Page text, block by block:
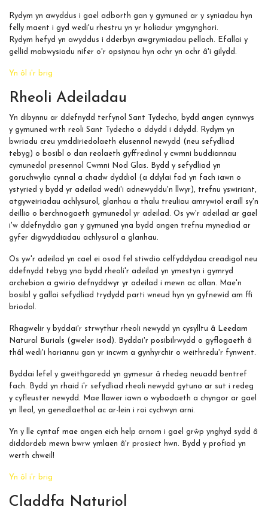
Rydym yn awyddus i gael adborth gan y gymuned ar y syniadau hyn
felly maent i gyd wedi'u rhestru yn yr holiadur ymgynghori.
Rydym hefyd yn awyddus i dderbyn awgrymiadau pellach. Efallai y
gellid mabwysiadu nifer o'r opsiynau hyn ochr yn ochr â'i gilydd.
Yn ôl i'r brig
Rheoli Adeiladau
Yn dibynnu ar ddefnydd terfynol Sant Tydecho, bydd angen cynnwys
y gymuned wrth reoli Sant Tydecho o ddydd i ddydd. Rydym yn
bwriadu creu ymddiriedolaeth elusennol newydd (neu sefydliad
tebyg) o bosibl o dan reolaeth gyffredinol y cwmni buddiannau
cymunedol presennol Cwmni Nod Glas. Bydd y sefydliad yn
goruchwylio cynnal a chadw dyddiol (a ddylai fod yn fach iawn o
ystyried y bydd yr adeilad wedi'i adnewyddu'n llwyr), trefnu yswiriant,
atgyweiriadau achlysurol, glanhau a thalu treuliau amrywiol eraill sy'n
deillio o berchnogaeth gymunedol yr adeilad. Os yw'r adeilad ar gael
i'w ddefnyddio gan y gymuned yna bydd angen trefnu mynediad ar
gyfer digwyddiadau achlysurol a glanhau.
Os yw'r adeilad yn cael ei osod fel stiwdio celfyddydau creadigol neu
ddefnydd tebyg yna bydd rheoli'r adeilad yn ymestyn i gymryd
archebion a gwirio defnyddwyr yr adeilad i mewn ac allan. Mae'n
bosibl y gallai sefydliad trydydd parti wneud hyn yn gyfnewid am ffi
briodol.
Rhagwelir y byddai'r strwythur rheoli newydd yn cysylltu â Leedam
Natural Burials (gweler isod). Byddai'r posibilrwydd o gyflogaeth â
thâl wedi'i hariannu gan yr incwm a gynhyrchir o weithredu'r fynwent.
Byddai lefel y gweithgaredd yn gymesur â rhedeg neuadd bentref
fach. Bydd yn rhaid i'r sefydliad rheoli newydd gytuno ar sut i redeg
y cyfleuster newydd. Mae llawer iawn o wybodaeth a chyngor ar gael
yn lleol, yn genedlaethol ac ar-lein i roi cychwyn arni.
Yn y lle cyntaf mae angen eich help arnom i gael grŵp ynghyd sydd â
diddordeb mewn bwrw ymlaen â'r prosiect hwn. Bydd y profiad yn
werth chweil!
Yn ôl i'r brig
Claddfa Naturiol